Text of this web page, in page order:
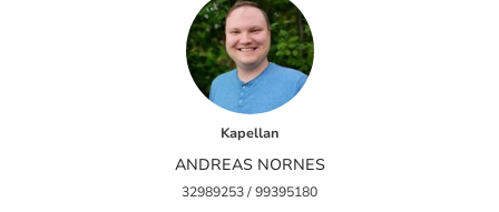
Kapellan
ANDREAS NORNES
32989253 / 99395180